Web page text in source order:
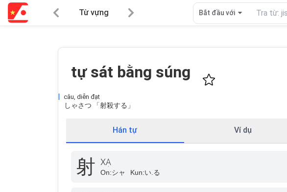
Từ vựng Bắt đầu với
tự sát bằng súng
câu, diễn đạt
しゃさつ 「射殺する」
Hán tự Ví dụ
射 XẠ
On:シャ Kun:い.る